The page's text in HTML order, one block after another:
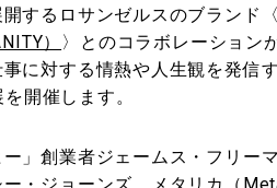
するロサンゼルスのブランド〈
） 〉とのコラボレーション
に対する情熱や人生観を発信
開催します。
ー」創業者ジェームス・フリー